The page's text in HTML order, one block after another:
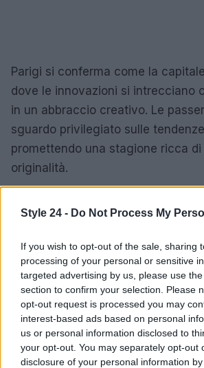
Style 24 - Do Not Process My
If you wish to opt-out of the sale, sharing
processing of your personal or sensitive
targeted advertising by us, please use
section to confirm your selection. Please
opt-out request is processed you may
interest-based ads based on personal
us or personal information disclosed to
your opt-out. You may separately opt-out
disclosure of your personal information
Parigi si conferma come la
dove le innovazioni si intrecciano
in un abbraccio creativo. Le
sguardo privilegiato sulle
promettendo una stagione ricca di
originalità.
Staff